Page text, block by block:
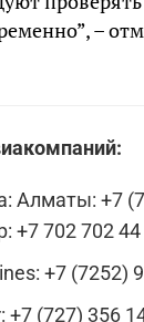
–
Алматы: +7
+7 702 702
+7 (7252)
+7 (727) 356